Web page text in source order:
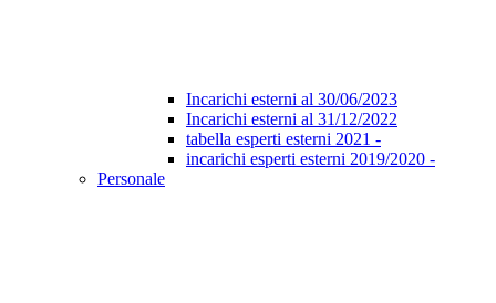
Incarichi esterni al 30/06/2023
Incarichi esterni al 31/12/2022
tabella esperti esterni 2021 -
incarichi esperti esterni 2019/2020 -
Personale